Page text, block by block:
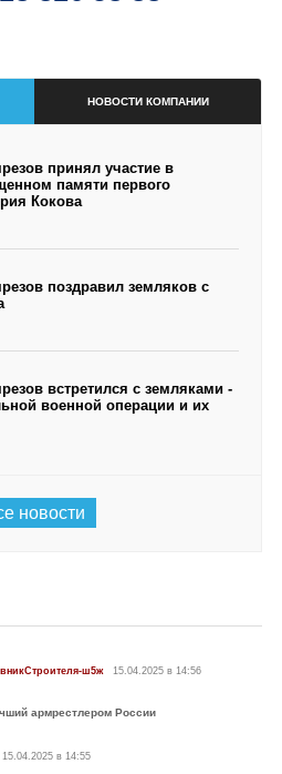
НОВОСТИ КОМПАНИИ
принял участие в
памяти первого
Кокова
поздравил земляков с
встретился с земляками -
военной операции и их
новости
ш5ж 15.04.2025 в 14:56
армрестлером России
15.04.2025 в 14:55